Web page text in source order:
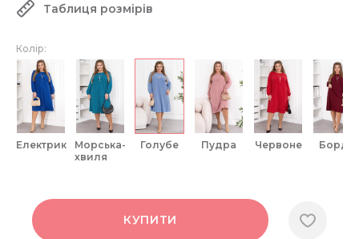
Таблиця розмірів
Колір:
електрик
морська-
хвиля
голубе пудра червоне бордо
КУПИТИ